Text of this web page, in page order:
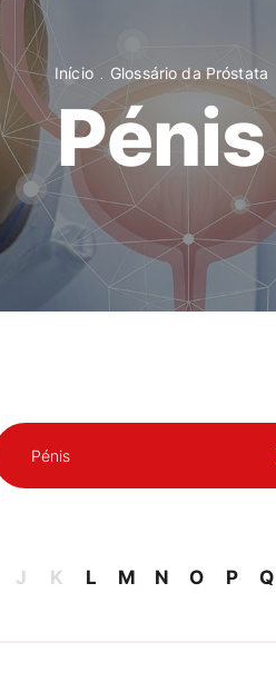
Início Glossário da Próstata
Pénis
Pénis
J K L M N O P Q